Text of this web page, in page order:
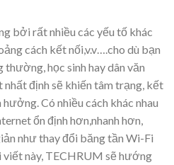
bởi rất nhiều các yếu tố khác
cách kết nối,v.v….cho dù bạn
học sinh hay dân văn
định sẽ khiến tâm trạng, kết
Có nhiều cách khác nhau
ổn định hơn,nhanh hơn,
như thay đổi băng tần Wi-Fi
viết này, TECHRUM sẽ hướng